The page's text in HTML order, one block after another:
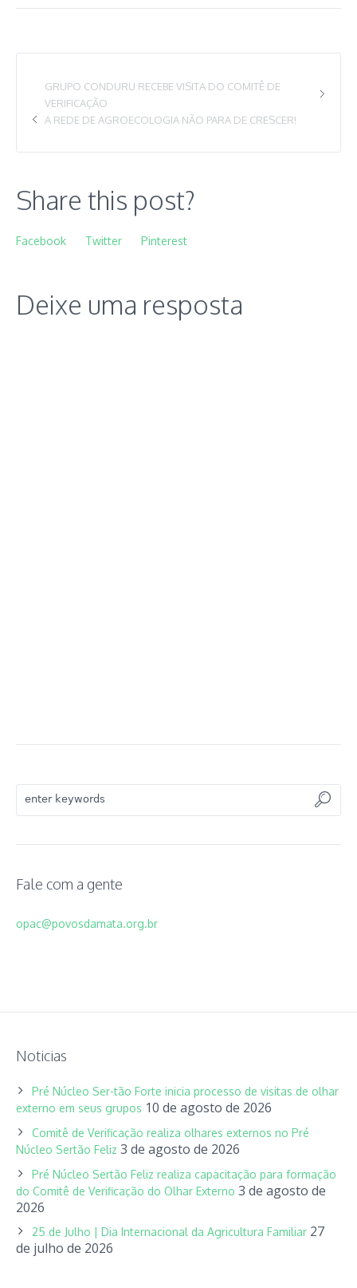
GRUPO CONDURU RECEBE VISITA DO COMITÊ DE
VERIFICAÇÃO
A REDE DE AGROECOLOGIA NÃO PARA DE CRESCER!
Share this post?
Facebook Twitter Pinterest
Deixe uma resposta
Fale com a gente
opac@povosdamata.org.br
Noticias
Pré Núcleo Ser-tão Forte inicia processo de visitas de olhar
externo em seus grupos 10 de agosto de 2026
Comitê de Verificação realiza olhares externos no Pré
Núcleo Sertão Feliz 3 de agosto de 2026
Pré Núcleo Sertão Feliz realiza capacitação para formação
do Comitê de Verificação do Olhar Externo 3 de agosto de
2026
25 de Julho | Dia Internacional da Agricultura Familiar 27
de julho de 2026